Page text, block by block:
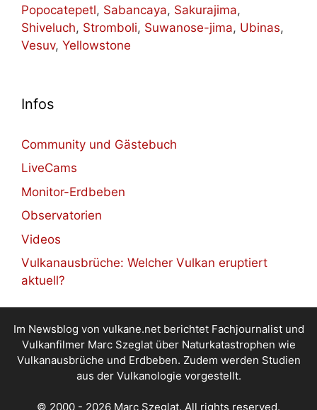
Popocatepetl, Sabancaya, Sakurajima,
Shiveluch, Stromboli, Suwanose-jima, Ubinas,
Vesuv, Yellowstone
Infos
Community und Gästebuch
LiveCams
Monitor-Erdbeben
Observatorien
Videos
Vulkanausbrüche: Welcher Vulkan eruptiert
aktuell?
Im Newsblog von vulkane.net berichtet Fachjournalist und
Vulkanfilmer Marc Szeglat über Naturkatastrophen wie
Vulkanausbrüche und Erdbeben. Zudem werden Studien
aus der Vulkanologie vorgestellt.
© 2000 - 2026 Marc Szeglat. All rights reserved.